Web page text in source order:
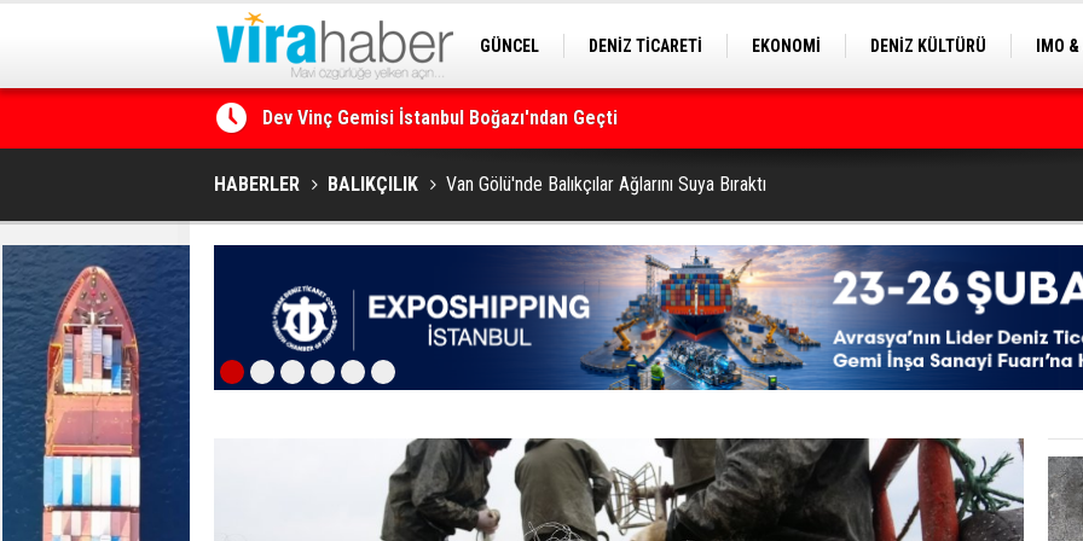
GÜNCEL DENİZ TİCARETİ EKONOMİ DENİZ KÜLTÜRÜ
IMO
Ege Denizi’nin En Büyük Mercan Ormanı
HABERLER BALIKÇILIK Van Gölü'nde Balıkçılar Ağlarını Suya Bıraktı